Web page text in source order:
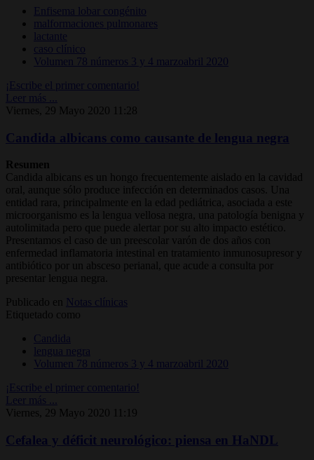
Enfisema lobar congénito
malformaciones pulmonares
lactante
caso clínico
Volumen 78 números 3 y 4 marzoabril 2020
¡Escribe el primer comentario!
Leer más ...
Viernes, 29 Mayo 2020 11:28
Candida albicans como causante de lengua negra
Resumen
Candida albicans es un hongo frecuentemente aislado en la cavidad
oral, aunque sólo produce infección en determinados casos. Una
entidad rara, principalmente en la edad pediátrica, asociada a este
microorganismo es la lengua vellosa negra, una patología benigna y
autolimitada pero que puede alertar por su alto impacto estético.
Presentamos el caso de un preescolar varón de dos años con
enfermedad inflamatoria intestinal en tratamiento inmunosupresor y
antibiótico por un absceso perianal, que acude a consulta por
presentar lengua negra.
Publicado en
Notas clínicas
Etiquetado como
Candida
lengua negra
Volumen 78 números 3 y 4 marzoabril 2020
¡Escribe el primer comentario!
Leer más ...
Viernes, 29 Mayo 2020 11:19
Cefalea y déficit neurológico: piensa en HaNDL